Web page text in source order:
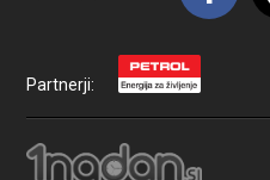
Partnerji: